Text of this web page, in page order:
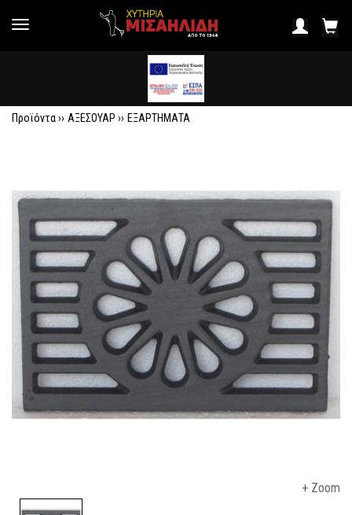
Προϊόντα ›› ΑΞΕΣΟΥΑΡ ›› ΕΞΑΡΤΗΜΑΤΑ
+ Zoom